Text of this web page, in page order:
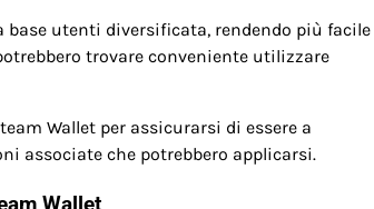
base utenti diversificata, rendendo più facile
trovare conveniente utilizzare
Wallet per assicurarsi di essere a
associate che potrebbero applicarsi.